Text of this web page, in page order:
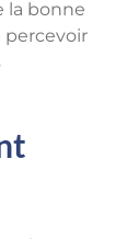
la bonne
percevoir